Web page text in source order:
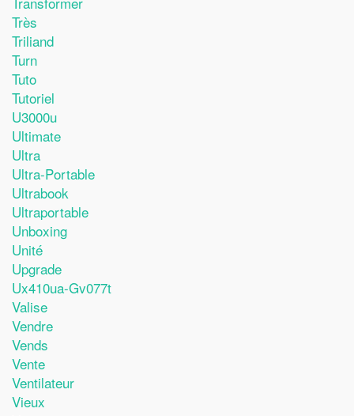
Très
Triliand
Turn
Tuto
Tutoriel
U3000u
Ultimate
Ultra
Ultra-Portable
Ultrabook
Ultraportable
Unboxing
Unité
Upgrade
Ux410ua-Gv077t
Valise
Vendre
Vends
Vente
Ventilateur
Vieux